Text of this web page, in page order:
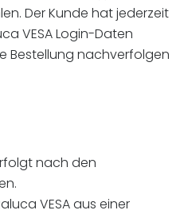
Der Kunde hat jederzeit
VESA Login-Daten
Bestellung nachverfolgen
nach den
VESA aus einer